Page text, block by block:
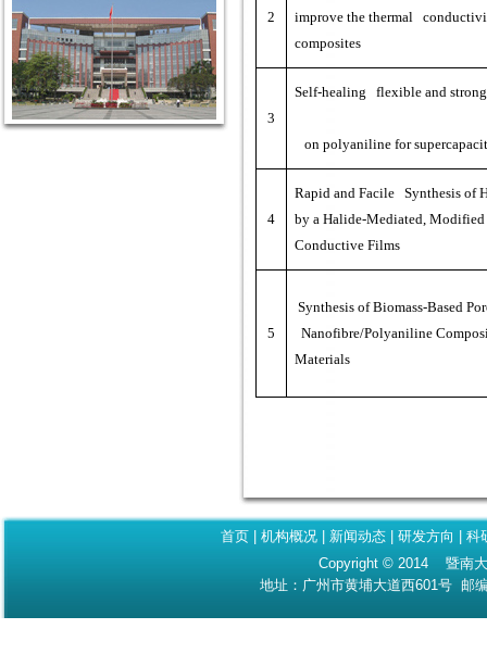
2
improve the thermal
composites
3
Self-healing flexible and
on polyaniline for
4
Rapid and Facile Synthesis of
by a Halide-Mediated,
Conductive Films
5
Synthesis of Biomass-Based
Nanofibre/Polyaniline
Materials
首页 |机构概况 新闻动态 |研发方向 |科
Copyright © 2014 暨南
地址：广州市黄埔大道西601号 邮